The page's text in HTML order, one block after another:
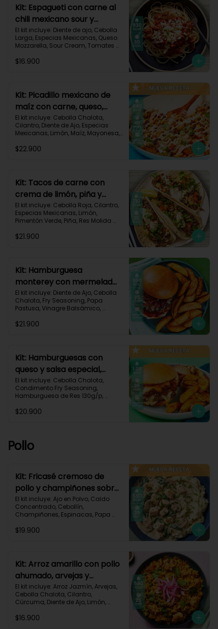
Carbohidratos 90g | Grasas 49g |
Proteínas 45g
Kit: Espagueti con carne al
chili mexicano sour y
queso-35
El kit incluye: Diente de ajo, Cebolla
Larga, Especias Mexicanas, Queso
Mozzarella, Sour Cream, Tomates
Molida (150g/p), Receta Impresa.
$16.900
Kit: Picadillo mexicano de
maíz con carne, queso,
criollas y crema de limón-
139
El kit incluye: Cebolla Chalota,
Cilantro, Diente de Ajo, Especias
Mexicanas, Limón, Maíz, Mayonesa,
Mozzarella Rallado, Carne de Res
Grasas 30g | Proteínas 40g
$22.900
Kit: Tacos de carne con
crema de limón, piña y
especias-17
El kit incluye: Cebolla Roja, Cilantro,
Especias Mexicanas, Limón,
Pimentón Verde, Piña, Res Molida
Tortillas de Harina (3/p) y Receta
Proteínas 31g
$21.900
Kit: Hamburguesa
monterey con mermelada
de chalota y mayonesa de
ajo-66
El kit incluye: Diente de Ajo, Cebolla
Chalota, Fry Seasoning, Papa
Pastusa, Vinagre Balsámico,
(125g/p), Pan Hamburguesa, Salsa
Carbohidratos 88g | Grasas 53g |
Proteínas 42g
$21.900
Kit: Hamburguesas con
queso y salsa especial,
papas y cebolla
caramelizada-142
El kit incluye: Cebolla Chalota,
Condimento Fry Seasoning,
Hamburguesa de Res 130g/p,
Hamburguesa brioche, Papa
1080 kcal | Carbohidratos 87g |
$20.900
Pollo
Kit: Fricasé cremoso de
pollo y champiñones sobre
puré de papa y espinacas-
152
El kit incluye: Ajo en Polvo, Caldo
Concentrado, Cebollín,
Champiñones, Espinacas, Papa
Pechuga de Pollo (foto 160g/p),
650 kcal	| Carbohidratos 52g |
Grasas 32g | Proteínas 41g
$19.900
Kit: Arroz amarillo con pollo
ahumado, arvejas y
cilantro-131
El kit incluye: Arroz Jazmín, Arvejas,
Cebolla Chalota, Cilantro,
Cúrcuma, Diente de Ajo, Limón,
160g/p), Tomate, Receta Impresa.
$16.900